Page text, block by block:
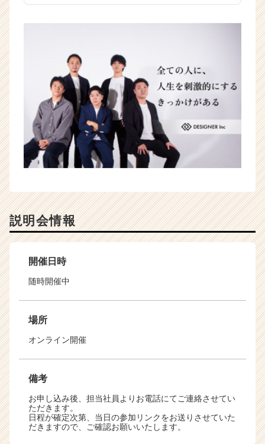
説明会情報
開催日時
随時開催中
場所
オンライン開催
備考
お申し込み後、担当社員よりお電話にてご連絡させてい
ただきます。
日程が確定次第、当日の参加リンクをお送りさせていた
だきますので、ご確認お願いいたします。